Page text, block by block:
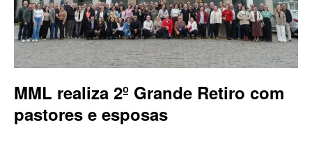
MML realiza 2º Grande Retiro com
pastores e esposas